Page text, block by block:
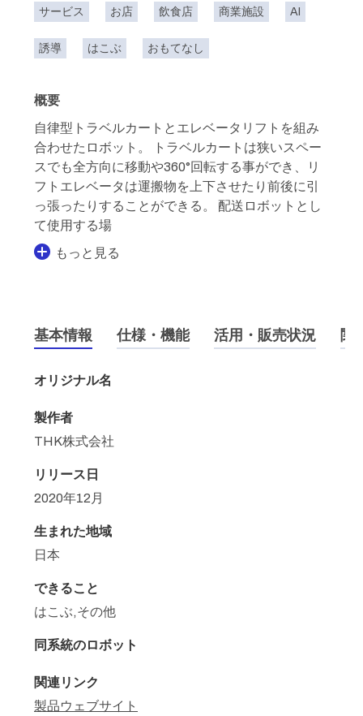
サービス お店 飲食店 商業施設 AI
誘導 はこぶ おもてなし
概要
自律型トラベルカートとエレベータリフトを組み
合わせたロボット。 トラベルカートは狭いスペー
スでも全方向に移動や360°回転する事ができ、リ
フトエレベータは運搬物を上下させたり前後に引
っ張ったりすることができる。 配送ロボットとし
て使用する場
もっと見る
基本情報 仕様・機能 活用・販売状況 関
オリジナル名
製作者
THK株式会社
リリース日
2020年12月
生まれた地域
日本
できること
はこぶ,その他
同系統のロボット
関連リンク
製品ウェブサイト